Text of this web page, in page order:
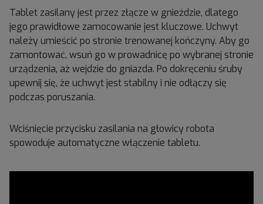
Tablet zasilany jest przez złącze w gnieździe, dlatego
jego prawidłowe zamocowanie jest kluczowe. Uchwyt
należy umieścić po stronie trenowanej kończyny. Aby go
zamontować, wsuń go w prowadnicę po wybranej stronie
urządzenia, aż wejdzie do gniazda. Po dokręceniu śruby
upewnij się, że uchwyt jest stabilny i nie odłączy się
podczas poruszania.
Wciśnięcie przycisku zasilania na głowicy robota
spowoduje automatyczne włączenie tabletu.